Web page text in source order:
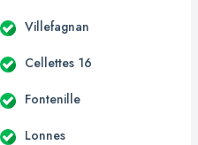
Villefagnan
Cellettes 16
Fontenille
Lonnes